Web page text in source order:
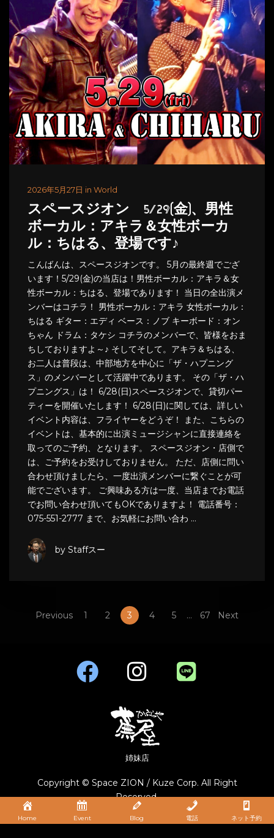
2026年5月27日 in World
スペースジオン 5/29(金)、男性
ボーカル：アキラ＆女性ボーカ
ル：ちはる、登場です♪
こんばんは、スペースジオンです。 5月の最終週でござ
います！5/29(金)の当店は！男性ボーカル：アキラ＆女
性ボーカル：ちはる、登場であります！ 当日の全出演メ
ンバーはコチラ！ 男性ボーカル：アキラ 女性ボーカル：
ちはる ギター：エディ ベース：ノブ キーボード：オン
ちゃん ドラム：タケシ コチラのメンバーで、皆様をおま
ちしておりますよ～♪ そしてそして。アキラ＆ちはる、
お二人は普段は、中部地方を中心に「ザ・ハプニング
ス」のメンバーとして活躍中であります。 その「ザ・ハ
プニングス」は！ 6/28(日)スペースジオンで、貸切パー
ティーを開催いたします！ 6/28(日)に関しては、詳しい
イベント内容は、フライヤーをどうぞ！ また、こちらの
イベントは、基本的に出演ミュージシャンに直接連絡を
取ってのご予約、となります。 スペースジオン・店側で
は、ご予約をお受けしておりません。 ただ、店側に問い
合わせ頂けましたら、一度出演メンバーに繋ぐことが可
能でございます。 ご興味ある方は一度、当店までお電話
でお問い合わせ頂いてもOKでありますよ！ 電話番号：
075-551-2777 まで、お気軽にお問い合わ …
by Staffスー
Previous 1 2 3 4 5 … 67 Next
姉妹店
Copyright © Space ZION / Kuze Corp. All Right
Reserved.
Home Event Blog 電話 ネット予約